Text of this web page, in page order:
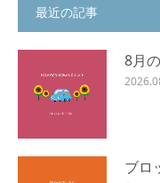
最近の記事
8月
ブロ